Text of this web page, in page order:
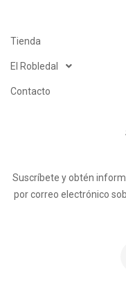
Tienda
El Robledal
Contacto
Suscríbete y obtén
por correo electrónico